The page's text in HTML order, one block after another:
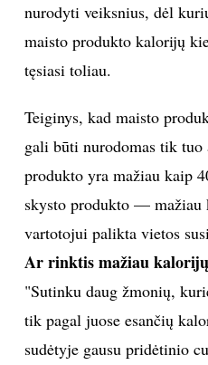
nurodyti veiksnius, dėl
maisto produkto kalorijų
tęsiasi toliau.
Teiginys, kad maisto
gali būti nurodomas tik
produkto yra mažiau kaip
skysto produkto —
vartotojui palikta vietos
Ar rinktis mažiau
"Sutinku daug žmonių,
tik pagal juose esančių
sudėtyje gausu pridėtinio